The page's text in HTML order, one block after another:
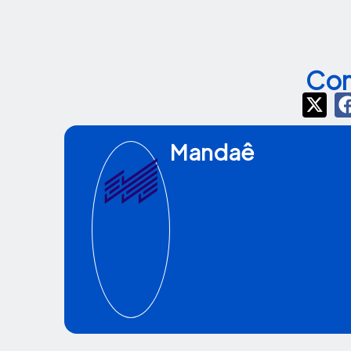
Mandaê